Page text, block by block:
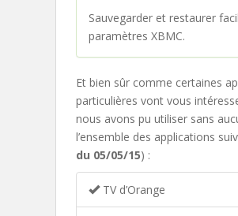
Sauvegarder et restaurer
paramètres XBMC.
Et bien sûr comme certaines
particulières vont vous
nous avons pu utiliser sans
l’ensemble des applications
du 05/05/15) :
TV d’Orange